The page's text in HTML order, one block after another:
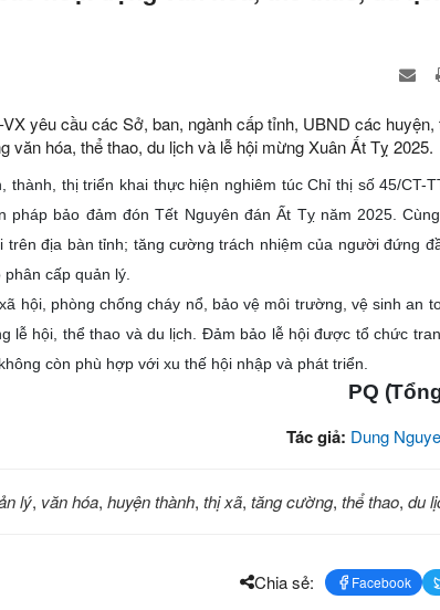
yêu cầu các Sở, ban, ngành cấp tỉnh, UBND các huyện,
hóa, thể thao, du lịch và lễ hội mừng Xuân Ất Tỵ 2025.
thành, thị triển khai thực hiện nghiêm túc Chỉ thị số 45/CT-
bảo đảm đón Tết Nguyên đán Ất Tỵ năm 2025.
địa bàn tỉnh; tăng cường trách nhiệm của người đứng
cấp quản lý.
hội, phòng chống cháy nổ, bảo vệ môi trường, vệ sinh an
lễ hội, thể thao và du lịch. Đảm bảo lễ hội được tổ chức
còn phù hợp với xu thế hội nhập và phát triển.
PQ
Tác giả: Dung
lý, văn hóa, huyện thành, thị xã, tăng cường, thể thao, du
Chia sẻ: Facebook